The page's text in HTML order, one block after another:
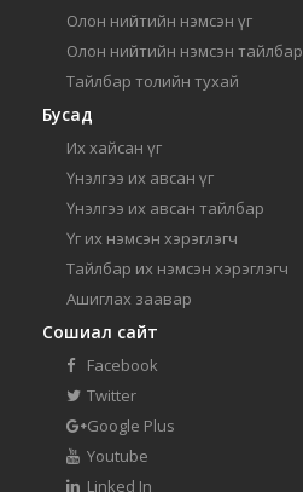
Олон нийтийн нэмсэн үг
Олон нийтийн нэмсэн тайлбар
Тайлбар толийн тухай
Бусад
Их хайсан үг
Үнэлгээ их авсан үг
Үнэлгээ их авсан тайлбар
Үг их нэмсэн хэрэглэгч
Тайлбар их нэмсэн хэрэглэгч
Ашиглах заавар
Сошиал сайт
Facebook
Twitter
Google Plus
Youtube
Linked In